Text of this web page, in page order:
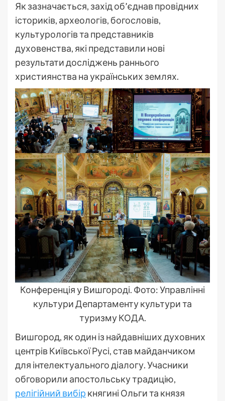
Як зазначається, захід об’єднав провідних
істориків, археологів, богословів,
культурологів та представників
духовенства, які представили нові
результати досліджень раннього
християнства на українських землях.
Конференція у Вишгороді. Фото: Управлінні
культури Департаменту культури та
туризму КОДА.
Вишгород, як один із найдавніших духовних
центрів Київської Русі, став майданчиком
для інтелектуального діалогу. Учасники
обговорили апостольську традицію,
релігійний вибір княгині Ольги та князя